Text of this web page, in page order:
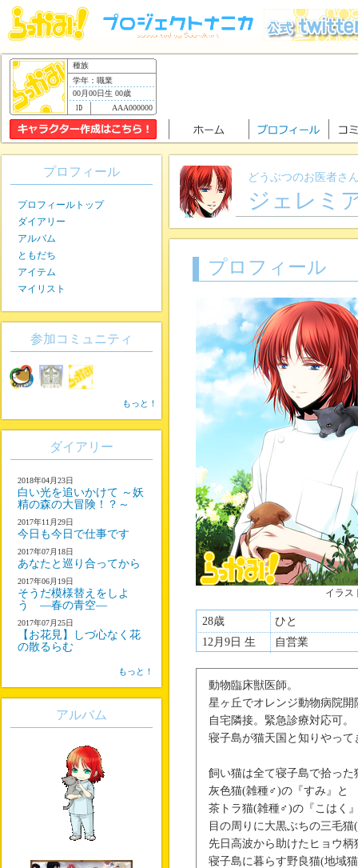
種族
学年：職業
00月00日生 00歳
AAA000000
どうぶつのお医者さ
ジェレミ
プロフィール
イラス
28歳
ひと
12月9日 生
自営業
動物臨床獣医師。
星ヶ丘でオレンジ動物病院開
自宅隣接。緊急診療対応可。
寝子島が猫天国と知りやって
飼い猫は全て寝子島で拾った
灰色猫(雑種♂)の『すみ』と
茶トラ猫(雑種♂)の『こはく
目の周りに大黒ぶちの三毛
先日高波から助けたヒョウ
寝子島に暮らす野良猫(地域
プロフィール
プロフィールトップ
ダイアリー
アルバム
ともだち
アイテム
マイリスト
参加コミュニティ
もっと！
ダイアリー
2018年04月23日
白い光を追いかけて ～妖
精の森の大冒険！？～
2017年11月29日
今日も今日で仕事です
2017年07月18日
あなたと巡り合ってから
2017年06月19日
そうだ模様替えをしよ
う ―春の青空―
2017年07月25日
【お花見】しづ心なく花
の散るらむ
もっと！
アルバム